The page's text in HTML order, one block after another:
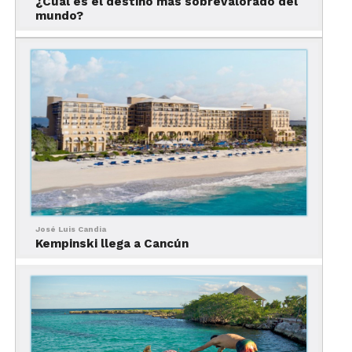
estratégico en la promoción del Caribe Mexicano
mundo?
José Luis Candia
Kempinski llega a Cancún